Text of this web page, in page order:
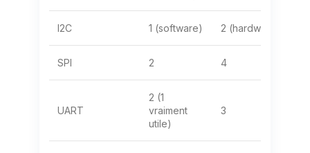
I2C 1 (software) 2 (hardware)
SPI 2 4
UART
2 (1
vraiment
utile)
3